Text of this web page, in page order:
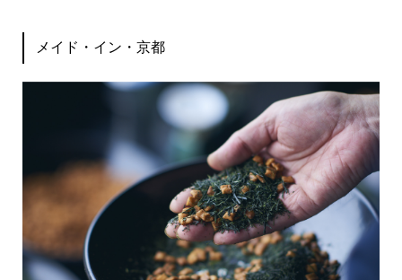
メイド・イン・京都